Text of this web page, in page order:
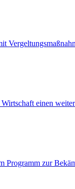
einen
Programm zur